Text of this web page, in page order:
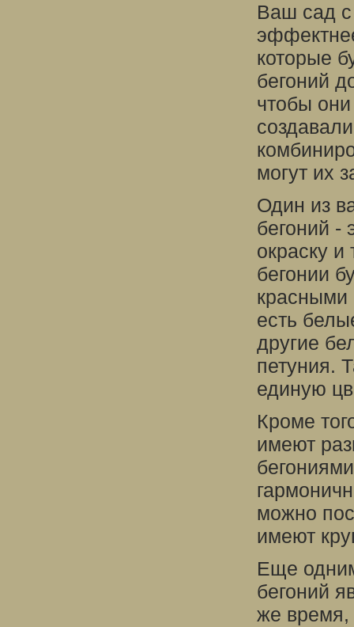
Ваш сад с
которые
бегоний
чтобы
могут их
Один из
бегоний -
окраску и
бегонии
красными
есть
другие
петуния.
единую
Кроме
имеют
можно
имеют
Еще
бегоний
же время,